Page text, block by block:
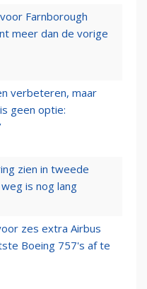
Farnborough
meer dan de vorige
verbeteren, maar
geen optie:
zien in tweede
is nog lang
zes extra Airbus
Boeing 757's af te